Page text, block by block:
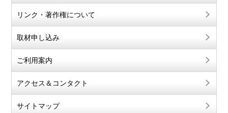
リンク・著作権について
取材申し込み
ご利用案内
アクセス＆コンタクト
サイトマップ